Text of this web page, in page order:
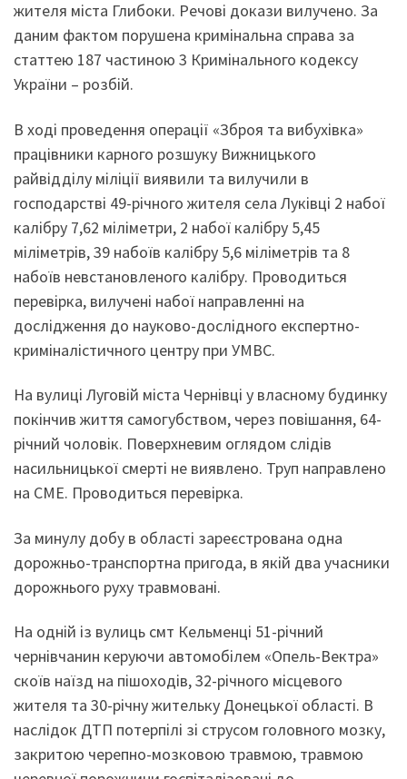
жителя міста Глибоки. Речові докази вилучено. За
даним фактом порушена кримінальна справа за
статтею 187 частиною 3 Кримінального кодексу
України – розбій.
В ході проведення операції «Зброя та вибухівка»
працівники карного розшуку Вижницького
райвідділу міліції виявили та вилучили в
господарстві 49-річного жителя села Луківці 2 набої
калібру 7,62 міліметри, 2 набої калібру 5,45
міліметрів, 39 набоїв калібру 5,6 міліметрів та 8
набоїв невстановленого калібру. Проводиться
перевірка, вилучені набої направленні на
дослідження до науково-дослідного експертно-
криміналістичного центру при УМВС.
На вулиці Луговій міста Чернівці у власному будинку
покінчив життя самогубством, через повішання, 64-
річний чоловік. Поверхневим оглядом слідів
насильницької смерті не виявлено. Труп направлено
на СМЕ. Проводиться перевірка.
За минулу добу в області зареєстрована одна
дорожньо-транспортна пригода, в якій два учасники
дорожнього руху травмовані.
На одній із вулиць смт Кельменці 51-річний
чернівчанин керуючи автомобілем «Опель-Вектра»
скоїв наїзд на пішоходів, 32-річного місцевого
жителя та 30-річну жительку Донецької області. В
наслідок ДТП потерпілі зі струсом головного мозку,
закритою черепно-мозковою травмою, травмою